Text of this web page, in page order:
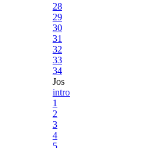
28
29
30
31
32
33
34
Jos
intro
1
2
3
4
5